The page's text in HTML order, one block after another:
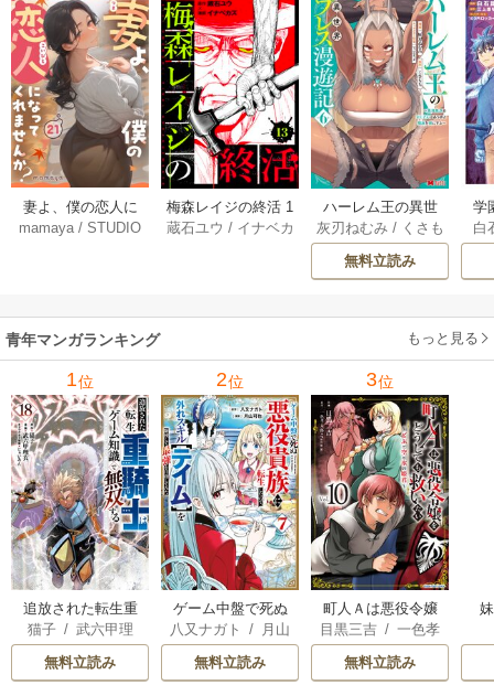
妻よ、僕の恋人に
なってくれません
mamaya/STUDIO
梅森レイジの終活 1
3巻
蔵石ユウ / イナベカ
ハーレム王の異世
界プレス漫遊記 ～
最強無双のおじさ
んはあらゆる種族
ミック） 6巻
灰刃ねむみ / くさも
ち
無料立読み
学
ア
（
白
青年マンガランキング もっと見る
1位
追放された転生重
騎士はゲーム知識
で無双する
猫子/ 武六甲理
/じゃいあん
無料立読み
2位
ゲーム中盤で死ぬ
悪役貴族に転生し
たので、外れスキ
ル【テイム】を駆
八又ナガト / 月山
可也
無料立読み
3位
町人Ａは悪役令嬢
をどうしても救い
たい ～どぶと空
と氷の姫君～
目黒三吉 /一色孝
太郎/ Parum
無料立読み